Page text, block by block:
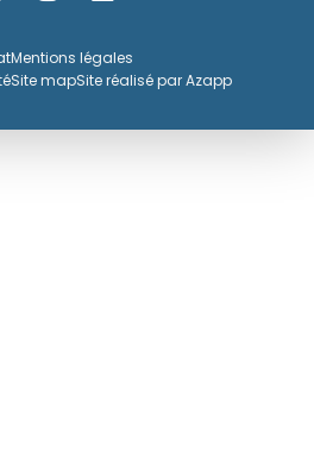
Mentions légales
Site mapSite réalisé par Azapp